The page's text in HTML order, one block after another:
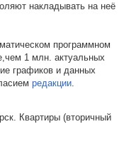
накладывать на неё
программном
1 млн. актуальных
графиков и данных
редакции.
Квартиры (вторичный